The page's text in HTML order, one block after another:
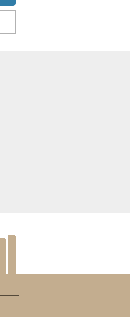
show.php
public_html/include/